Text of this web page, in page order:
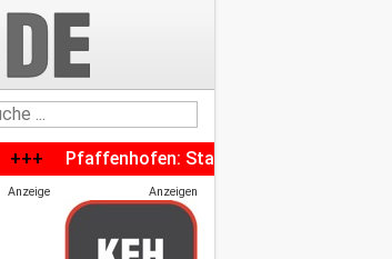
Stadtwerke warnen vor Betrügern, die
Anzeige Anzeigen